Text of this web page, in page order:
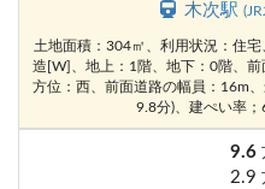
木次駅
土地面積：304㎡、利用状況：住
造[W]、地上：1階、地下：0階、
方位：西、前面道路の幅員：16m
9.8分)、建ぺい率
9.6
2.9